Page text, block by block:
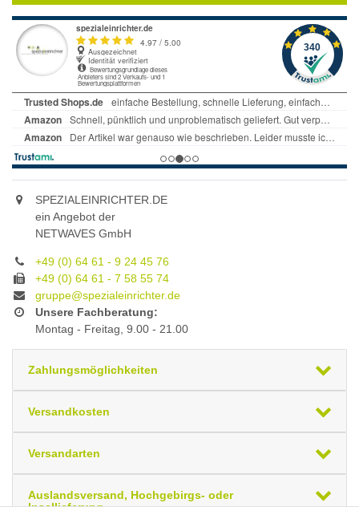
SPEZIALEINRICHTER.DE
ein Angebot der
NETWAVES GmbH
+49 (0) 64 61 - 9 24 45 76
+49 (0) 64 61 - 7 58 55 74
gruppe@spezialeinrichter.de
Unsere Fachberatung:
Montag - Freitag, 9.00 - 21.00
Zahlungsmöglichkeiten
Versandkosten
Versandarten
Auslandsversand, Hochgebirgs- oder
Insellieferung